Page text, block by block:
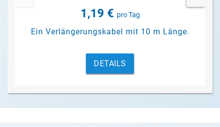
1,19 € pro Tag
Ein Verlängerungskabel mit 10 m Länge.
DETAILS